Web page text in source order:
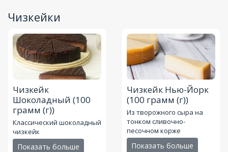
Чизкейки
Чизкейк
Шоколадный (100
грамм (г))
Классический шоколадный
чизкейк
Показать больше
Чизкейк Нью-Йорк
(100 грамм (г))
Из творожного сыра на
тонком сливочно-
песочном корже
Показать больше